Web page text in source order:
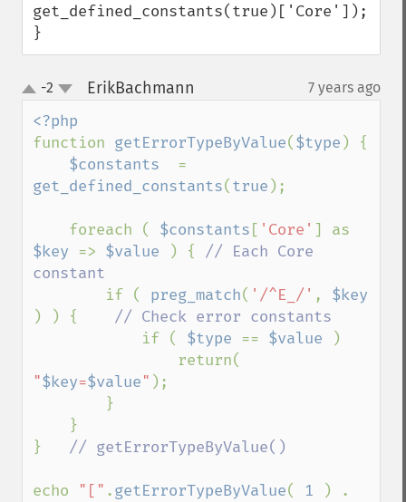
get_defined_constants(true)['Core']);
}
up
down
-2 ErikBachmann 7 years ago
function getErrorTypeByValue($type ) {
$constants
get_defined_constants(true );
    foreach (
$constants [ 'Core'
$key => $value ) { // Each Core
constant
if ( preg_match( '/^E_/' ,
) ) { // Check error constants
if ( $type == $value
)
"$key=$value" );
} // getErrorTypeByValue()
echo "[" .getErrorTypeByValue( 1